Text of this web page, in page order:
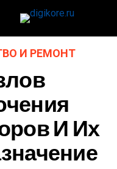
И РЕМОНТ
И Их